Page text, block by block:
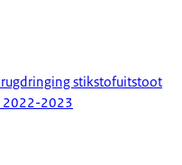
stikstofuitstoot
2022-2023